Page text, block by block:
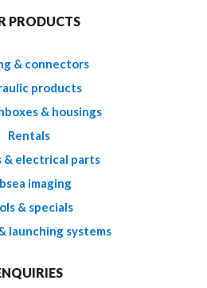
PRODUCTS
& connectors
products
& housings
Rentals
& electrical parts
imaging
& specials
launching systems